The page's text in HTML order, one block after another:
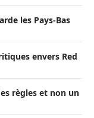
les Pays-Bas
envers Red
règles et non un